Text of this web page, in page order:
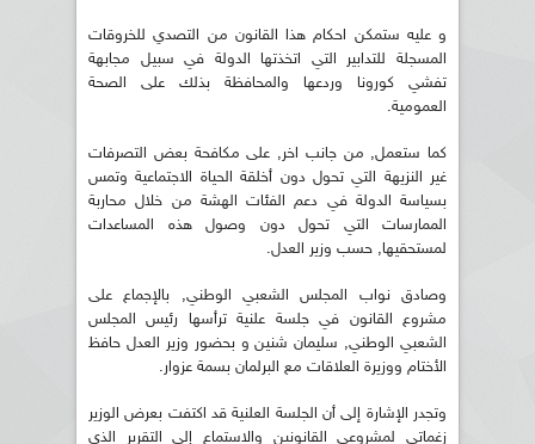
و عليه ستمكن احكام هذا القانون من التصدي للخروقات
المسجلة للتدابير التي اتخذتها الدولة في سبيل مجابهة
تفشي كورونا وردعها والمحافظة بذلك على الصحة
العمومية.
كما ستعمل, من جانب اخر, على مكافحة بعض التصرفات
غير النزيهة التي تحول دون أخلقة الحياة الاجتماعية وتمس
بسياسة الدولة في دعم الفئات الهشة من خلال محاربة
الممارسات التي تحول دون وصول هذه المساعدات
لمستحقيها, حسب وزير العدل.
وصادق نواب المجلس الشعبي الوطني, بالإجماع على
مشروع القانون في جلسة علنية ترأسها رئيس المجلس
الشعبي الوطني, سليمان شنين و بحضور وزير العدل حافظ
الأختام ووزيرة العلاقات مع البرلمان بسمة عزوار.
وتجدر الإشارة إلى أن الجلسة العلنية قد اكتفت بعرض الوزير
زغماتي لمشروعي القانونين والاستماع إلى التقرير الذي